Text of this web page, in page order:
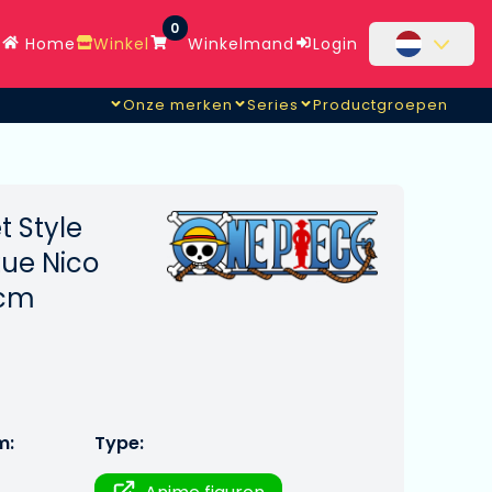
Home Winkel
0
Winkelmand Login
Onze merken Series Productgroepen
Style
Nico
Type: